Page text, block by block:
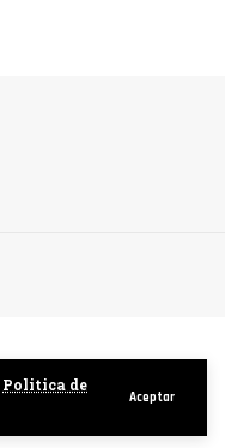
Politica de
Aceptar